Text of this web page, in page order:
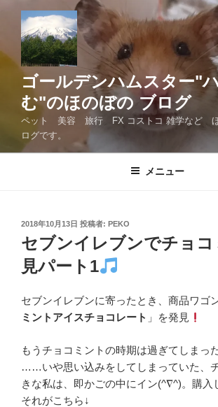
ン
ゴールデンハムスター"
む"のほのぼの ブログ
ペット 美容 旅行 FX コストコ 雑学など
ログです。
メニュー
投
稿
日:
2018年10月13日 投稿者: PEKO
セブンイレブンでチョ
見パート1
セブンイレブンに寄ったとき、商品ワゴ
ミントアイスチョコレート 」を発見
もうチョコミントの時期は過ぎてしまった
……いや思い込みをしてしまっていた、
きな私は、即かごの中にイン(^∇^)。購入
それがこちら↓